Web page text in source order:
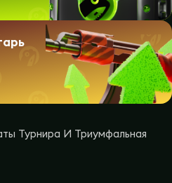
Турнира И Триумфальная